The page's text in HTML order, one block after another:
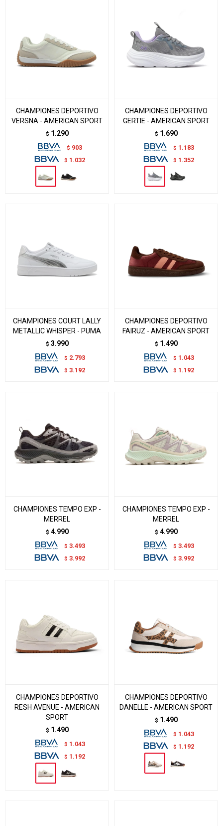
CHAMPIONES DEPORTIVO
VERSNA - AMERICAN SPORT
$ 1.290
$ 903
$ 1.032
CHAMPIONES DEPORTIVO
GERTIE - AMERICAN SPORT
$ 1.690
$ 1.183
$ 1.352
CHAMPIONES COURT LALLY
METALLIC WHISPER - PUMA
$ 3.990
$ 2.793
$ 3.192
CHAMPIONES DEPORTIVO
FAIRUZ - AMERICAN SPORT
$ 1.490
$ 1.043
$ 1.192
CHAMPIONES TEMPO EXP -
MERREL
$ 4.990
$ 3.493
$ 3.992
CHAMPIONES TEMPO EXP -
MERREL
$ 4.990
$ 3.493
$ 3.992
CHAMPIONES DEPORTIVO
RESH AVENUE - AMERICAN
SPORT
$ 1.490
$ 1.043
$ 1.192
CHAMPIONES DEPORTIVO
DANELLE - AMERICAN SPORT
$ 1.490
$ 1.043
$ 1.192